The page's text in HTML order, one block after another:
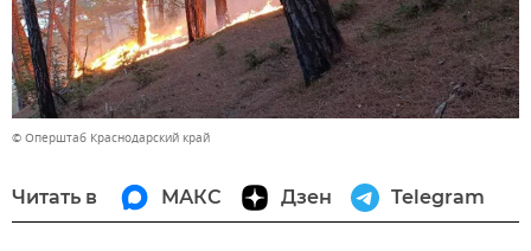
© Оперштаб Краснодарский край
Читать в МАКС Дзен Telegram